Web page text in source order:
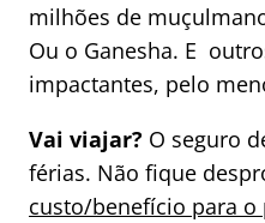
milhões de
Ou o Ganesha. E
impactantes, pelo
Vai viajar? O seguro
férias. Não fique
custo/benefício para o